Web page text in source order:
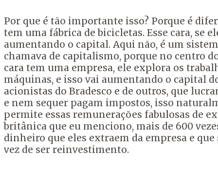
Por que é tão importante isso? Porque é
tem uma fábrica de bicicletas. Esse cara, se
aumentando o capital. Aqui não, é um
chamava de capitalismo, porque no centro
cara tem uma empresa, ele explora os
máquinas, e isso vai aumentando o capital
acionistas do Bradesco e de outros, que
e nem sequer pagam impostos, isso
permite essas remunerações fabulosas de
britânica que eu menciono, mais de 600
dinheiro que eles extraem da empresa e
vez de ser reinvestimento.